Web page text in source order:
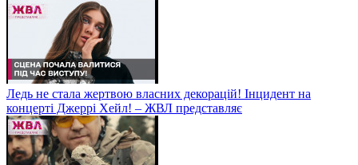
Ледь не стала жертвою власних декорацій! Інцидент на
концерті Джеррі Хейл! – ЖВЛ представляє